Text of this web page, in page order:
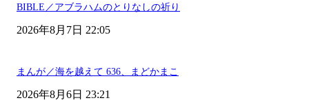
BIBLE／アブラハムのとりなしの祈り
2026年8月7日 22:05
まんが／海を越えて 636、まどかまこ
2026年8月6日 23:21